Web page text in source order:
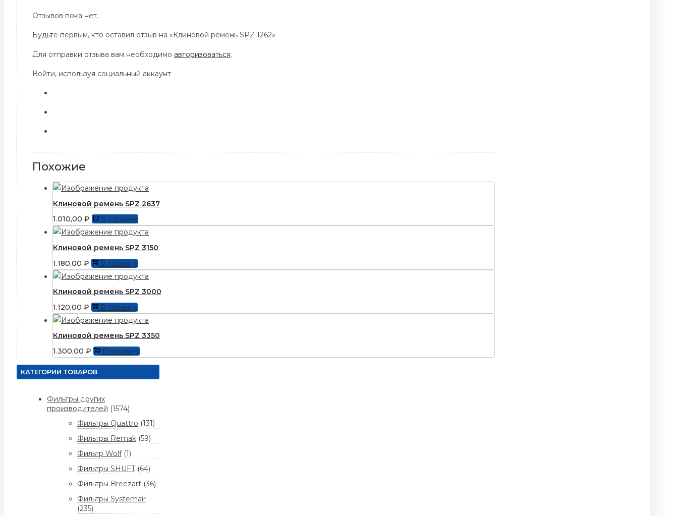
Отзывов пока нет.
Будьте первым, кто оставил отзыв на «Клиновой ремень SPZ 1262»
Для отправки отзыва вам необходимо авторизоваться.
Войти, используя социальный аккаунт
Похожие
Клиновой ремень SPZ 2637
1.010,00 ₽ В корзину
Клиновой ремень SPZ 3150
1.180,00 ₽ В корзину
Клиновой ремень SPZ 3000
1.120,00 ₽ В корзину
Клиновой ремень SPZ 3350
1.300,00 ₽ В корзину
КАТЕГОРИИ ТОВАРОВ
Фильтры других
производителей (1574)
Фильтры Quattro (131)
Фильтры Remak (59)
Фильтр Wolf (1)
Фильтры SHUFT (64)
Фильтры Breezart (36)
Фильтры Systemair
(235)